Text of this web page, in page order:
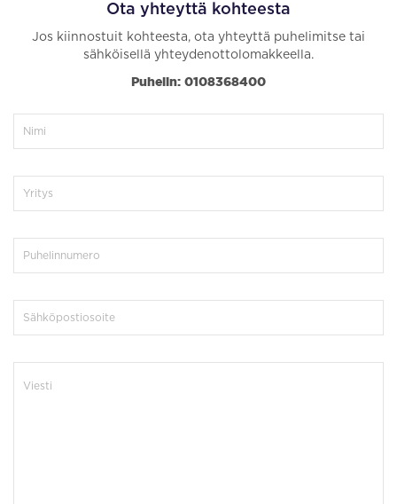
Ota yhteyttä kohteesta
Jos kiinnostuit kohteesta, ota yhteyttä puhelimitse tai
sähköisellä yhteydenottolomakkeella.
Puhelin: 0108368400